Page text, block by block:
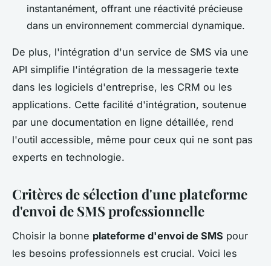
instantanément, offrant une réactivité précieuse
dans un environnement commercial dynamique.
De plus, l'intégration d'un service de SMS via une
API simplifie l'intégration de la messagerie texte
dans les logiciels d'entreprise, les CRM ou les
applications. Cette facilité d'intégration, soutenue
par une documentation en ligne détaillée, rend
l'outil accessible, même pour ceux qui ne sont pas
experts en technologie.
Critères de sélection d'une plateforme
d'envoi de SMS professionnelle
Choisir la bonne plateforme d'envoi de SMS pour
les besoins professionnels est crucial. Voici les